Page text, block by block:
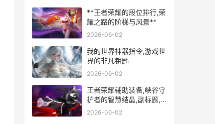
**王者荣耀的段位排行,荣
耀之路的阶梯与风景**
2026-06-02
我的世界神器指令,游戏世
界的非凡钥匙
2026-06-02
王者荣耀辅助装备,峡谷守
护者的智慧结晶,副标题,
默默奉献却主宰全局的博
2026-06-02